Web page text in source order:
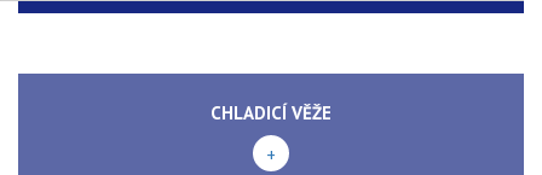
CHLADICÍ VĚŽE
+